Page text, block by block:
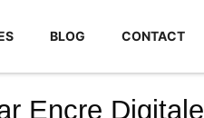
BLOG CONTACT
Encre Digitale